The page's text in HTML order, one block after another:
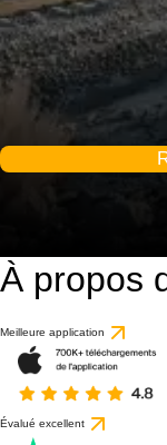
À propos
Meilleure application
Évalué excellent